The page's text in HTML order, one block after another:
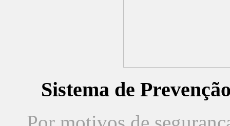
Sistema de